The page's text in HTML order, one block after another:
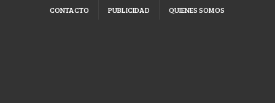
CONTACTO PUBLICIDAD QUIENES SOMOS